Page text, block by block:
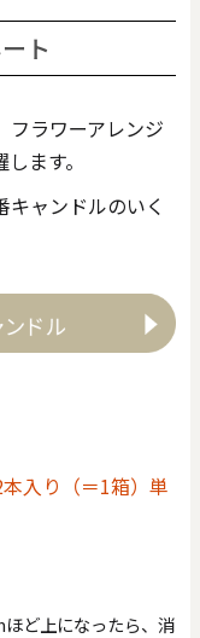
ト
フラワーアレンジ
ます。
キャンドルのいく
入り（＝1箱）単
ど上になったら、消